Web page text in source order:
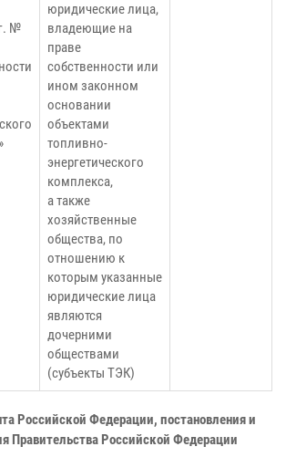
№
юридические лица,
владеющие на
праве
собственности или
ином законном
основании
объектами
топливно-
энергетического
комплекса,
а также
хозяйственные
общества, по
отношению к
которым указанные
юридические лица
являются
дочерними
обществами
(субъекты ТЭК)
Российской Федерации, постановления и
Правительства Российской Федерации